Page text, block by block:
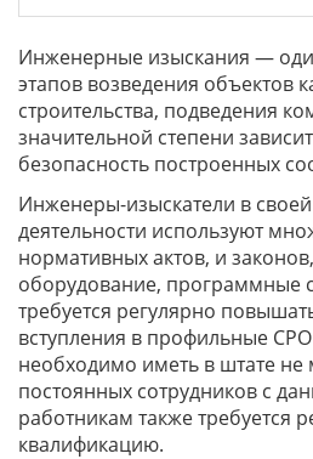
Инженерные изыскания —
этапов возведения объектов
строительства, подведения
значительной степени
безопасность построенных
Инженеры-изыскатели в
деятельности используют
нормативных актов, и
оборудование, программные
требуется регулярно
вступления в профильные
необходимо иметь в штате не
постоянных сотрудников с
работникам также требуется
квалификацию.